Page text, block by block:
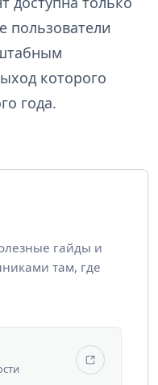
пользователи
которого
года.
гайды и
там, где